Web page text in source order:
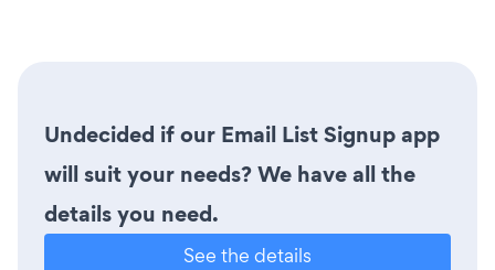
Undecided if our Email List Signup app
will suit your needs? We have all the
details you need.
See the details